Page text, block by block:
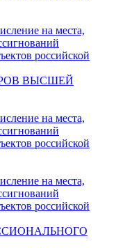
на места,
российской
ВЫСШЕЙ
на места,
российской
на места,
российской